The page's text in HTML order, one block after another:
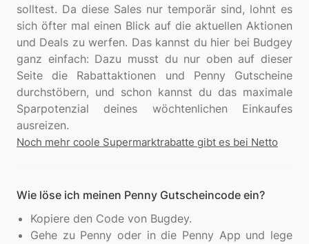
solltest. Da diese Sales nur temporär sind, lohnt es
sich öfter mal einen Blick auf die aktuellen Aktionen
und Deals zu werfen. Das kannst du hier bei Budgey
ganz einfach: Dazu musst du nur oben auf dieser
Seite die Rabattaktionen und Penny Gutscheine
durchstöbern, und schon kannst du das maximale
Sparpotenzial deines wöchtenlichen Einkaufes
Noch mehr coole Supermarktrabatte gibt es bei Netto
Wie löse ich meinen Penny Gutscheincode ein?
Kopiere den Code von Bugdey.
Gehe zu Penny oder in die Penny App und lege